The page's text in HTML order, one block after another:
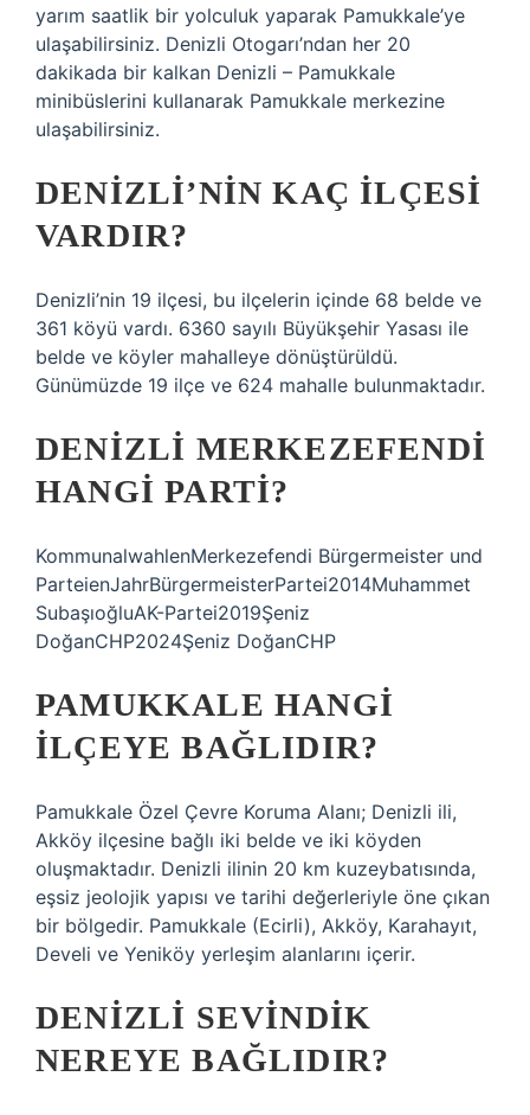
yarım saatlik bir yolculuk yaparak Pamukkale’ye
ulaşabilirsiniz. Denizli Otogarı’ndan her 20
dakikada bir kalkan Denizli – Pamukkale
minibüslerini kullanarak Pamukkale merkezine
ulaşabilirsiniz.
DENIZLI’NIN KAÇ ILÇESI
VARDIR?
Denizli’nin 19 ilçesi, bu ilçelerin içinde 68 belde ve
361 köyü vardı. 6360 sayılı Büyükşehir Yasası ile
belde ve köyler mahalleye dönüştürüldü.
Günümüzde 19 ilçe ve 624 mahalle bulunmaktadır.
DENIZLI MERKEZEFENDI
HANGI PARTI?
KommunalwahlenMerkezefendi Bürgermeister und
ParteienJahrBürgermeisterPartei2014Muhammet
SubaşıoğluAK-Partei2019Şeniz
DoğanCHP2024Şeniz DoğanCHP
PAMUKKALE HANGI
ILÇEYE BAĞLIDIR?
Pamukkale Özel Çevre Koruma Alanı; Denizli ili,
Akköy ilçesine bağlı iki belde ve iki köyden
oluşmaktadır. Denizli ilinin 20 km kuzeybatısında,
eşsiz jeolojik yapısı ve tarihi değerleriyle öne çıkan
bir bölgedir. Pamukkale (Ecirli), Akköy, Karahayıt,
Develi ve Yeniköy yerleşim alanlarını içerir.
DENIZLI SEVINDIK
NEREYE BAĞLIDIR?